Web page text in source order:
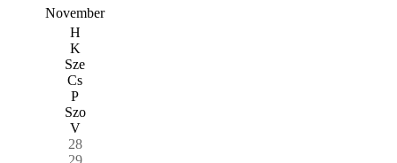
November
H
K
Sze
Cs
P
Szo
V
28
29